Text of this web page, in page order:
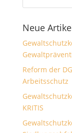
Neue
Reform der
Arbeitsschutz
KRITIS